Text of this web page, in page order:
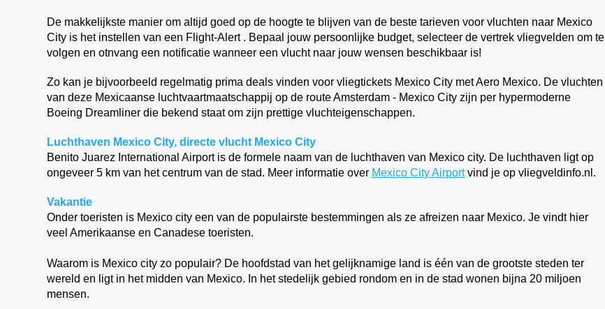
De makkelijkste manier om altijd goed op de hoogte te blijven van de beste tarieven voor vluchten naar Mexico
City is het instellen van een Flight-Alert . Bepaal jouw persoonlijke budget, selecteer de vertrek vliegvelden om te
volgen en otnvang een notificatie wanneer een vlucht naar jouw wensen beschikbaar is!
Zo kan je bijvoorbeeld regelmatig prima deals vinden voor vliegtickets Mexico City met Aero Mexico. De vluchten
van deze Mexicaanse luchtvaartmaatschappij op de route Amsterdam - Mexico City zijn per hypermoderne
Boeing Dreamliner die bekend staat om zijn prettige vluchteigenschappen.
Luchthaven Mexico City, directe vlucht Mexico City
Benito Juarez International Airport is de formele naam van de luchthaven van Mexico city. De luchthaven ligt op
ongeveer 5 km van het centrum van de stad. Meer informatie over Mexico City Airportvind je op vliegveldinfo.nl.
Vakantie
Onder toeristen is Mexico city een van de populairste bestemmingen als ze afreizen naar Mexico. Je vindt hier
veel Amerikaanse en Canadese toeristen.
Waarom is Mexico city zo populair? De hoofdstad van het gelijknamige land is één van de grootste steden ter
wereld en ligt in het midden van Mexico. In het stedelijk gebied rondom en in de stad wonen bijna 20 miljoen
mensen.